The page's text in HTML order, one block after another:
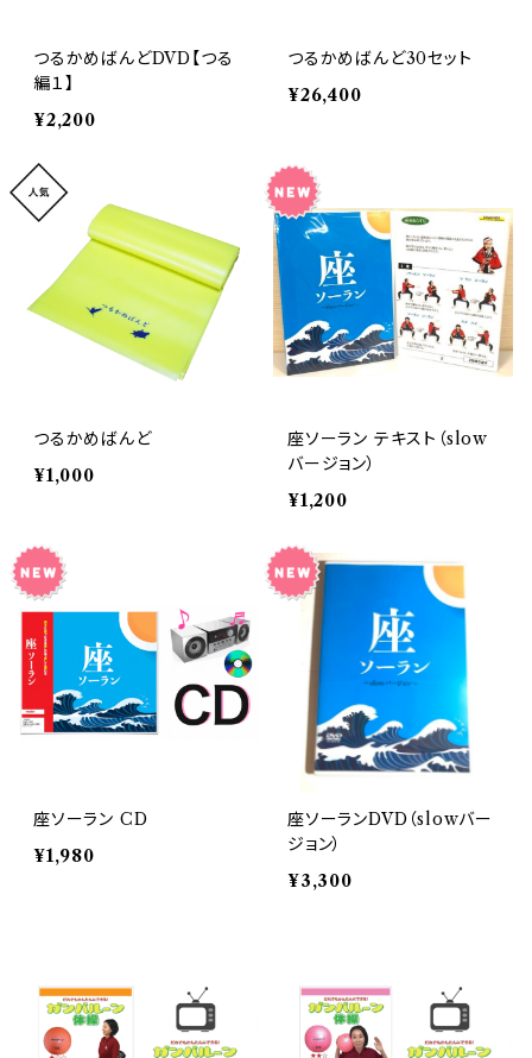
つるかめばんどDVD【つる
編１】
¥2,200
つるかめばんど30セット
¥26,400
つるかめばんど
¥1,000
座ソーラン テキスト（slow
バージョン）
¥1,200
座ソーラン CD
¥1,980
座ソーランDVD（slowバー
ジョン）
¥3,300